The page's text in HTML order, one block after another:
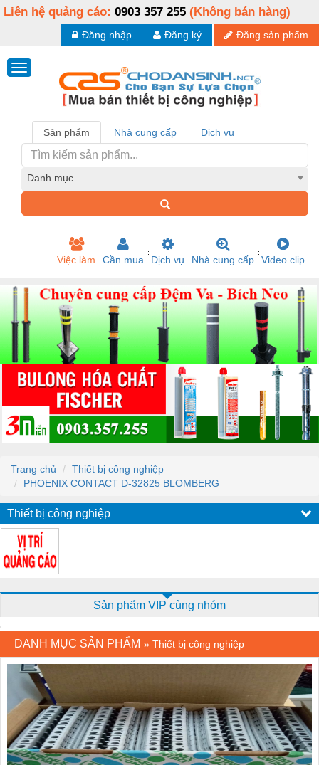
Liên hệ quảng cáo: 0903 357 255 (Không bán hàng)
Đăng sản phẩm
Đăng ký
Đăng nhập
Sản phẩm Nhà cung cấp Dịch vụ
Danh mục
Việc làm Cần mua Dịch vụ Nhà cung cấp Video clip
Trang chủ
Thiết bị công nghiệp
PHOENIX CONTACT D-32825 BLOMBERG
Thiết bị công nghiệp
Sản phẩm VIP cùng nhóm
DANH MỤC SẢN PHẨM » Thiết bị công nghiệp